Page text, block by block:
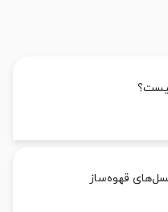
قهوه‌ساز